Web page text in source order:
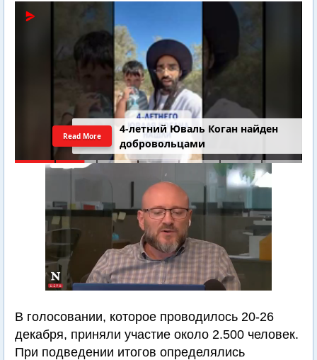
4-летний Юваль Коган найден
добровольцами
Read More
В голосовании, которое проводилось 20-26
декабря, приняли участие около 2.500 человек.
При подведении итогов определялись